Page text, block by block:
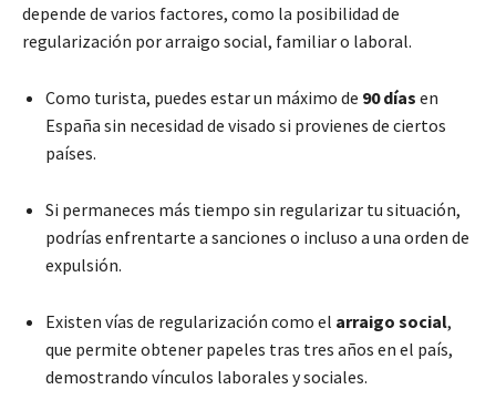
depende de varios factores, como la posibilidad de
regularización por arraigo social, familiar o laboral.
Como turista, puedes estar un máximo de 90 días en
España sin necesidad de visado si provienes de ciertos
países.
Si permaneces más tiempo sin regularizar tu situación,
podrías enfrentarte a sanciones o incluso a una orden de
expulsión.
Existen vías de regularización como el arraigo social,
que permite obtener papeles tras tres años en el país,
demostrando vínculos laborales y sociales.